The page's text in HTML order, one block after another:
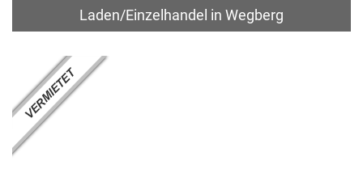
Laden/Einzelhandel in Wegberg